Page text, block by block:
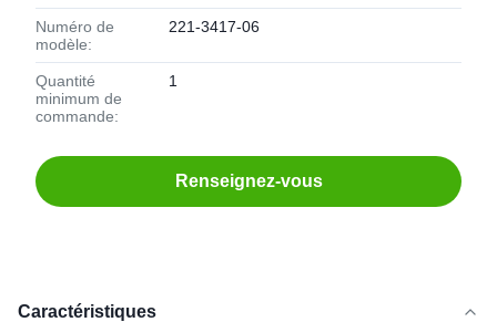
Numéro de
modèle:
221-3417-06
Quantité
minimum de
commande:
1
Renseignez-vous
Caractéristiques